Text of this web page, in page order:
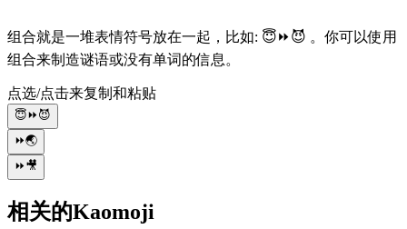
组合就是一堆表情符号放在一起，比如: 😇⏩😈 。你可以使用
组合来制造谜语或没有单词的信息。
点选/点击来复制和粘贴
😇⏩😈
⏩🌏
⏩🎥
相关的Kaomoji